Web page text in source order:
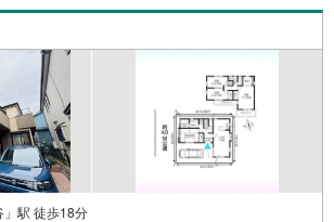
時間～9:30～18:30こちらのお時間でしたらお電
せがスムーズですお気軽にお問合せください
」駅 徒歩18分